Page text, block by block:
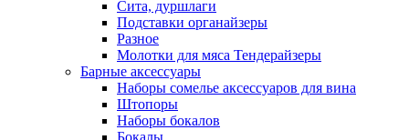
Сита, дуршлаги
Подставки органайзеры
Разное
Молотки для мяса Тендерайзеры
Барные аксессуары
Наборы сомелье аксессуаров для вина
Штопоры
Наборы бокалов
Бокалы